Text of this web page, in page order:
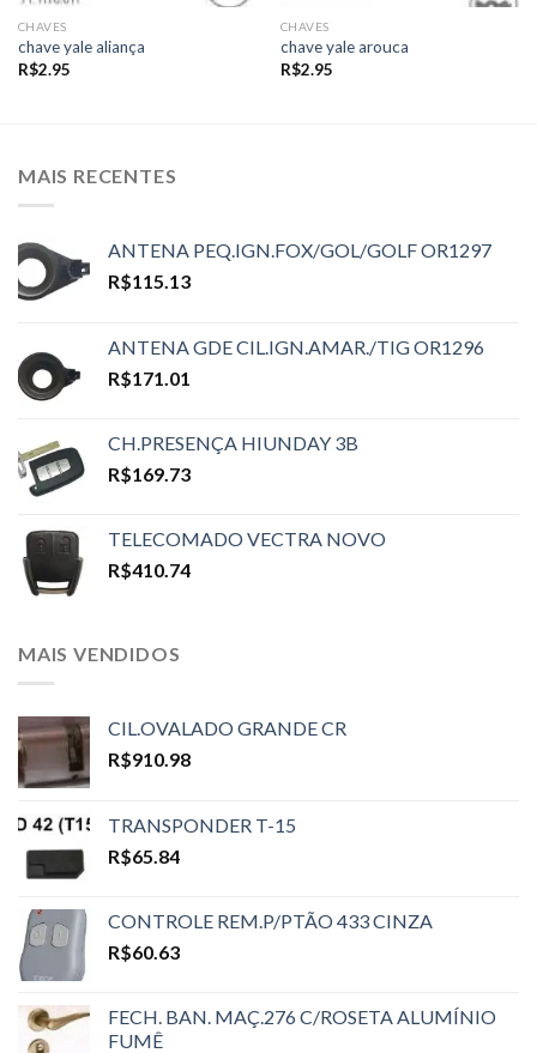
CHAVES
chave yale aliança
R$2.95
CHAVES
chave yale arouca
R$2.95
MAIS RECENTES
ANTENA PEQ.IGN.FOX/GOL/GOLF OR1297
R$115.13
ANTENA GDE CIL.IGN.AMAR./TIG OR1296
R$171.01
CH.PRESENÇA HIUNDAY 3B
R$169.73
TELECOMADO VECTRA NOVO
R$410.74
MAIS VENDIDOS
CIL.OVALADO GRANDE CR
R$910.98
TRANSPONDER T-15
R$65.84
CONTROLE REM.P/PTÃO 433 CINZA
R$60.63
FECH. BAN. MAÇ.276 C/ROSETA ALUMÍNIO
FUMÊ